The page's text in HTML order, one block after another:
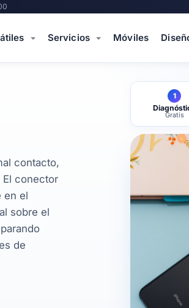
Servicios Móviles
contacto,
El conector
en el
sobre el
de
1
Gratis